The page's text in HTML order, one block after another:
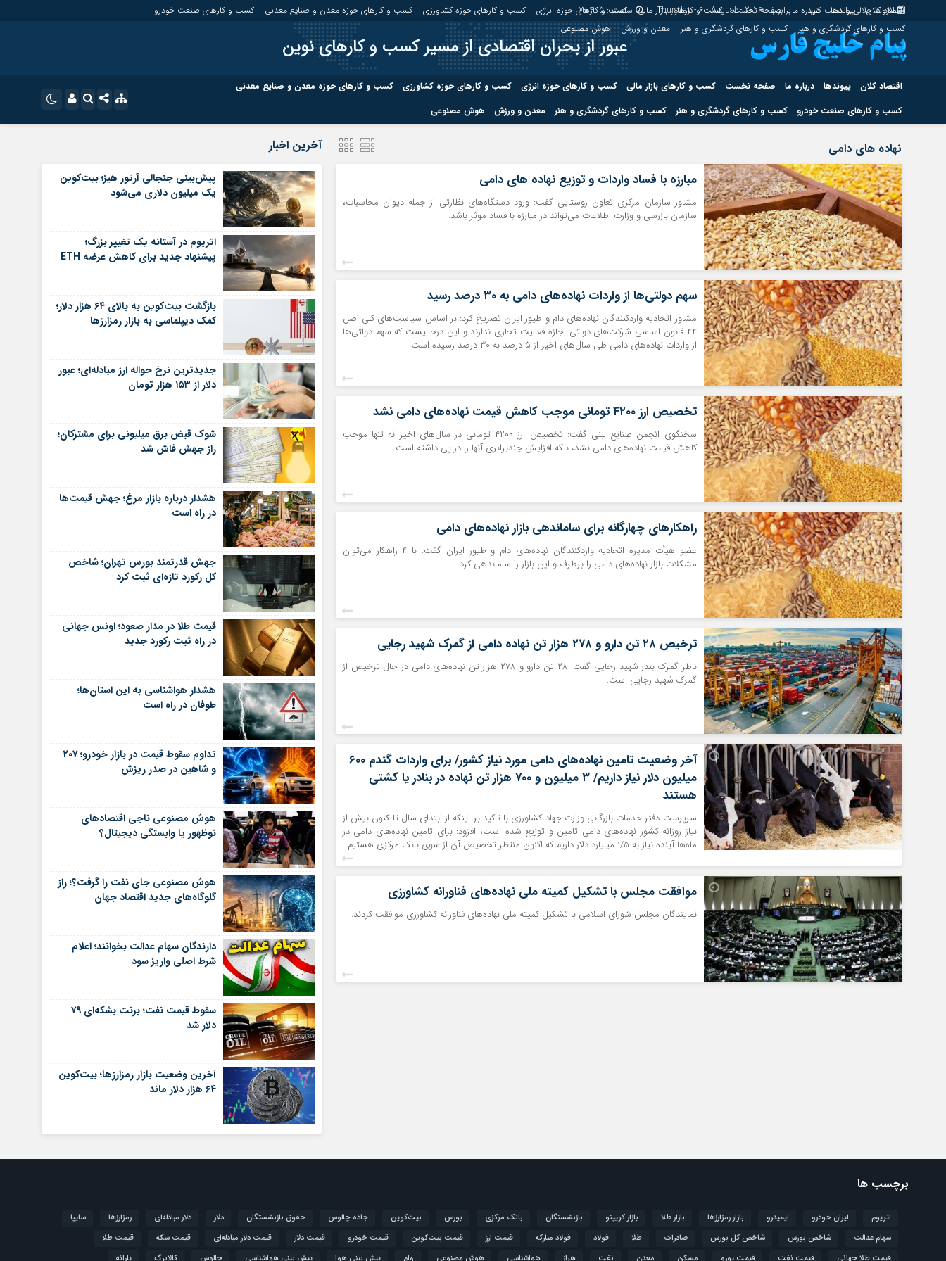
افزونه جلالی را نصب کنید. برابر با : Thursday - 6 - August - 2026 ساعت :7:04:16 اقتصاد کلان پیوندها درباره ما صفحه نخست کسب و کارهای بازار مالی کسب و کارهای حوزه انرژی کسب و کارهای حوزه کشاورزی کسب و کارهای حوزه معدن و صنایع معدنی
کسب و کارهای صنعت خودرو
کسب و کارهای گردشگری و هنر
کسب و کارهای گردشگری و هنر معدن و ورزش هوش مصنوعی
عبور از بحران اقتصادی از مسیر کسب و کارهای نوین
اقتصاد کلان پیوندها درباره ما صفحه نخست کسب و کارهای بازار مالی کسب و کارهای حوزه انرژی کسب و کارهای حوزه کشاورزی
کسب و کارهای حوزه معدن و صنایع معدنی
کسب و کارهای صنعت خودرو
کسب و کارهای گردشگری و هنر کسب و کارهای گردشگری و هنر معدن و ورزش هوش مصنوعی
سروش
آپارات
رمز عبور
مرا به خاطر بسپار
صفحه نخست
کسب و کارهای حوزه انرژی کسب و کارهای حوزه کشاورزی کسب و کارهای حوزه معدن و
صنایع معدنی
کسب و کارهای صنعت خودرو کسب و کارهای گردشگری و هنر
کسب و کارهای گردشگری و هنر
هوش مصنوعی
نهاده های دامی
مبارزه با فساد واردات و توزیع نهاده های دامی
مشاور سازمان مرکزی تعاون روستایی گفت: ورود دستگاه‌های نظارتی از جمله دیوان محاسبات،
سازمان بازرسی و وزارت اطلاعات می‌تواند در مبارزه با فساد موثر باشد.
سهم دولتی‌ها از واردات نهاده‌های دامی به ۳۰ درصد رسید
مشاور اتحادیه واردکنندگان نهاده‌های دام و طیور ایران تصریح کرد: بر اساس سیاست‌های کلی اصل
۴۴ قانون اساسی شرکت‌های دولتی اجازه فعالیت تجاری ندارند و این درحالیست که سهم دولتی‌ها
از واردات نهاده‌های دامی طی سال‌های اخیر از ۵ درصد به ۳۰ درصد رسیده است.
تخصیص ارز ۴۲۰۰ تومانی موجب کاهش قیمت نهاده‌های دامی نشد
سخنگوی انجمن صنایع لبنی گفت: تخصیص ارز ۴۲۰۰ تومانی در سال‌های اخیر نه تنها موجب
کاهش قیمت نهاده‌های دامی نشد، بلکه افزایش چندبرابری آنها را در پی داشته است.
راهکارهای چهارگانه برای ساماندهی بازار نهاده‌های دامی
عضو هیأت مدیره اتحادیه واردکنندگان نهاده‌های دام و طیور ایران گفت: با ۴ راهکار می‌توان
مشکلات بازار نهاده‌های دامی را برطرف و این بازار را ساماندهی کرد.
ترخیص ۲۸ تن دارو و ۲۷۸ هزار تن نهاده دامی از گمرک شهید رجایی
ناظر گمرک بندر شهید رجایی گفت: ۲۸ تن دارو و ۲۷۸ هزار تن نهاده‌های دامی در حال ترخیص از
گمرک شهید رجایی است.
آخر وضعیت تامین نهاده‌های دامی مورد نیاز کشور/ برای واردات گندم ۶۰۰
میلیون دلار نیاز داریم/ ۳ میلیون و ۷۰۰ هزار تن نهاده‌ در بنادر یا کشتی
هستند
سرپرست دفتر خدمات بازرگانی وزارت جهاد کشاورزی با تاکید بر اینکه از ابتدای سال تا کنون بیش از
نیاز روزانه کشور نهاده‌های دامی تامین ‌‌و توزیع شده است، افزود: برای تامین نهاده‌های دامی در
ماه‌ها آینده نیاز به ۱/۵ میلیارد دلار داریم که اکنون منتظر تخصیص آن از سوی بانک مرکزی هستیم.
موافقت مجلس با تشکیل کمیته ملی نهاده‌های فناورانه کشاورزی
نمایندگان مجلس شورای اسلامی با تشکیل کمیته ملی نهاده‌های فناورانه کشاورزی موافقت کردند.
آخرین اخبار
پیش‌بینی جنجالی آرتور هیز؛ بیت‌کوین
یک میلیون دلاری می‌شود
اتریوم در آستانه یک تغییر بزرگ؛
پیشنهاد جدید برای کاهش عرضه ETH
بازگشت بیت‌کوین به بالای ۶۴ هزار دلار؛
کمک دیپلماسی به بازار رمزارزها
جدیدترین نرخ حواله ارز مبادله‌ای؛ عبور
دلار از ۱۵۳ هزار تومان
شوک قبض برق میلیونی برای مشترکان؛
راز جهش فاش شد
هشدار درباره بازار مرغ؛ جهش قیمت‌ها
در راه است
جهش قدرتمند بورس تهران؛ شاخص
کل رکورد تازه‌ای ثبت کرد
قیمت طلا در مدار صعود؛ اونس جهانی
در راه ثبت رکورد جدید
هشدار هواشناسی به این استان‌ها؛
طوفان در راه است
تداوم سقوط قیمت در بازار خودرو؛ ۲۰۷
و شاهین در صدر ریزش
هوش مصنوعی ناجی اقتصادهای
نوظهور یا وابستگی دیجیتال؟
هوش مصنوعی جای نفت را گرفت؟؛ راز
گلوگاه‌های جدید اقتصاد جهان
دارندگان سهام عدالت بخوانند؛ اعلام
شرط اصلی واریز سود
سقوط قیمت نفت؛ برنت بشکه‌ای ۷۹
دلار شد
آخرین وضعیت بازار رمزارزها؛ بیت‌کوین
۶۴ هزار دلار ماند
برچسب ها
اتریوم ایران خودرو ایمیدرو بازار رمزارزها بازار طلا بازار کریپتو بازنشستگان بانک مرکزی بورس بیت‌کوین جاده چالوس حقوق بازنشستگان دلار دلار مبادله‌ای رمزارزها
سایپا
سهام عدالت
شاخص بورس شاخص کل بورس صادرات طلا فولاد فولاد مبارکه قیمت ارز قیمت بیت‌کوین قیمت خودرو قیمت دلار قیمت دلار مبادله‌ای قیمت سکه
قیمت طلا
قیمت طلا جهانی
قیمت نفت قیمت یورو مسکن معدن نفت هراز هواشناسی هوش مصنوعی وام پیش بینی هوا پیش بینی هواشناسی چالوس کالابرگ یارانه